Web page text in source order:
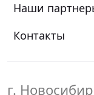
Наши
Контакты
г.